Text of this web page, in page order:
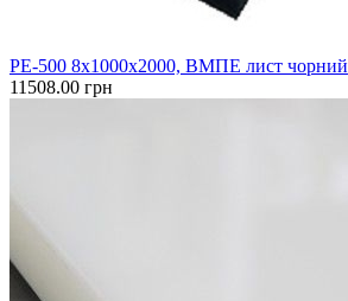
PE-500 8x1000х2000, ВМПЕ лист чорний
11508.00 грн